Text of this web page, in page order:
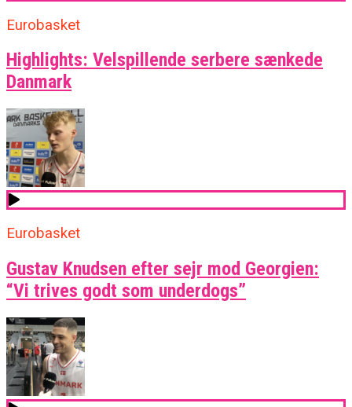
Eurobasket
Highlights: Velspillende serbere sænkede
Danmark
Eurobasket
Gustav Knudsen efter sejr mod Georgien:
“Vi trives godt som underdogs”